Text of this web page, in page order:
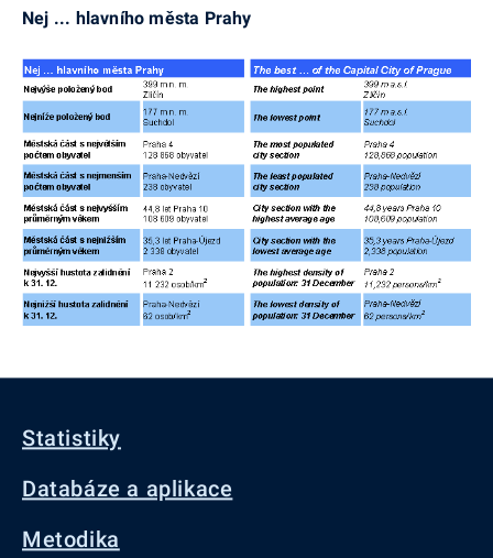
Nej ... hlavního města Prahy
Statistiky
Databáze a aplikace
Metodika